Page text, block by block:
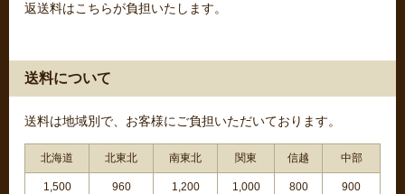
返送料はこちらが負担いたします。
送料について
送料は地域別で、お客様にご負担いただいております。
北海道 北東北 南東北 関東 信越 中部
1,500 960 1,200 1,000 800 900